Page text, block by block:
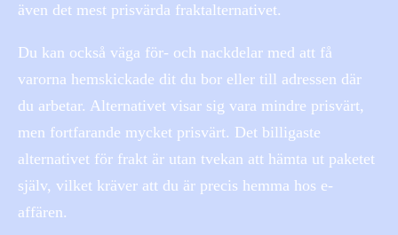
även det mest prisvärda fraktalternativet.
Du kan också väga för- och nackdelar med att få
varorna hemskickade dit du bor eller till adressen där
du arbetar. Alternativet visar sig vara mindre prisvärt,
men fortfarande mycket prisvärt. Det billigaste
alternativet för frakt är utan tvekan att hämta ut paketet
själv, vilket kräver att du är precis hemma hos e-
affären.